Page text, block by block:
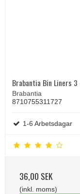
Brabantia Bin Liners
Brabantia
8710755311727
1-6 Arbetsdagar
36,00 SEK
(inkl. moms)